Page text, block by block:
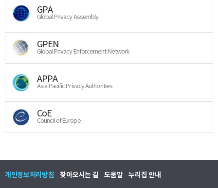
GPA
Global Privacy Assembly
GPEN
Global Privacy Enforcement Network
APPA
Asia Pacific Privacy Authorities
CoE
Council of Europe
개인정보처리방침 찾아오시는 길 도움말 누리집 안내